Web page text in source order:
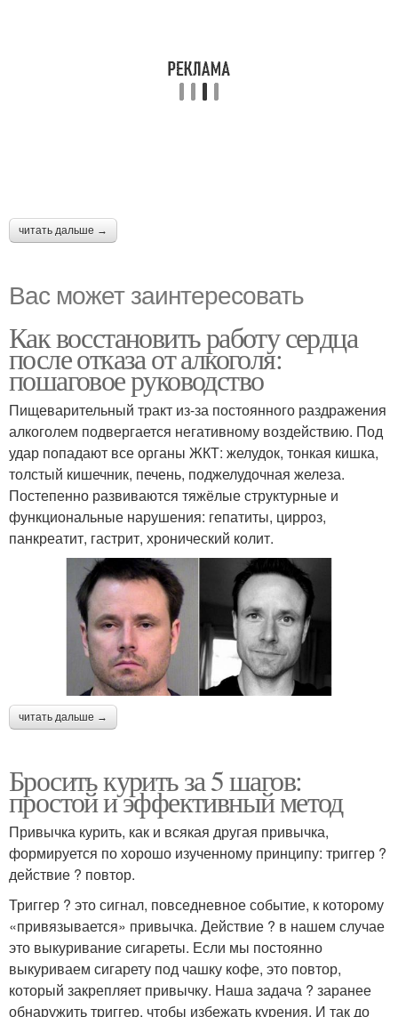
читать дальше →
Вас может заинтересовать
Как восстановить работу сердца
после отказа от алкоголя:
пошаговое руководство
Пищеварительный тракт из-за постоянного раздражения
алкоголем подвергается негативному воздействию. Под
удар попадают все органы ЖКТ: желудок, тонкая кишка,
толстый кишечник, печень, поджелудочная железа.
Постепенно развиваются тяжёлые структурные и
функциональные нарушения: гепатиты, цирроз,
панкреатит, гастрит, хронический колит.
читать дальше →
Бросить курить за 5 шагов:
простой и эффективный метод
Привычка курить, как и всякая другая привычка,
формируется по хорошо изученному принципу: триггер ?
действие ? повтор.
Триггер ? это сигнал, повседневное событие, к которому
«привязывается» привычка. Действие ? в нашем случае
это выкуривание сигареты. Если мы постоянно
выкуриваем сигарету под чашку кофе, это повтор,
который закрепляет привычку. Наша задача ? заранее
обнаружить триггер, чтобы избежать курения. И так до